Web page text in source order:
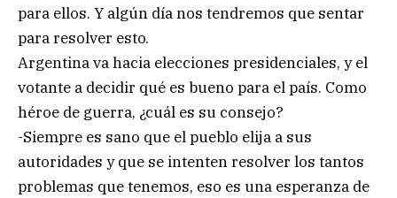
para ellos. Y algún día nos tendremos que sentar
para resolver esto.
Argentina va hacia elecciones presidenciales, y el
votante a decidir qué es bueno para el país. Como
héroe de guerra, ¿cuál es su consejo?
-Siempre es sano que el pueblo elija a sus
autoridades y que se intenten resolver los tantos
problemas que tenemos, eso es una esperanza de